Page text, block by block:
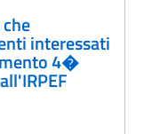
interessati
4�